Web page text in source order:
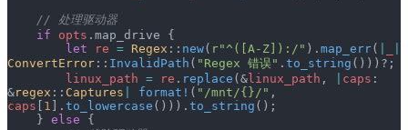
    // 处理驱动器
    if
opts .map_drive {
        let
re = Regex :: new( r"^([A-Z]):/" ). map_err(
ConvertError :: InvalidPath ( "Regex 错误" . to_string ()))?;
        linux_path
= re . replace (& linux_path , caps :
&regex :: Captures format! ( "/mnt/{}/"
caps
1 ]. to_lowercase ())). to_string ();
    }
else {